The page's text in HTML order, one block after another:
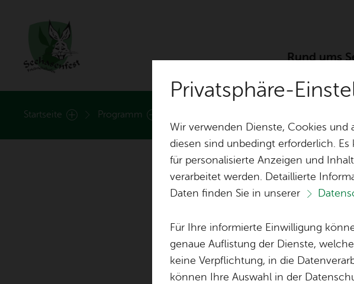
Rund ums
Rund ums See­ha­sen­fest
Hei­mat­lied
Fest­ab­zei­chen
In­fo­stand
Start­sei­te Pro­gramm
Privatsphäre-
Wir verwenden Dienste, Cookies und
diesen sind unbedingt erforderlich.
für personalisierte Anzeigen und
verarbeitet werden. Detaillierte
Daten finden Sie in unserer
Für Ihre informierte Einwilligung
genaue Auflistung der Dienste,
keine Verpflichtung, in die
können Ihre Auswahl in der